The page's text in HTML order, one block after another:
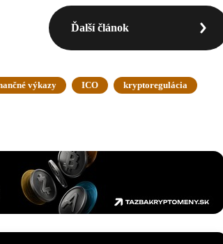
Ďalší článok
výkazy ICO kryptoregulácia